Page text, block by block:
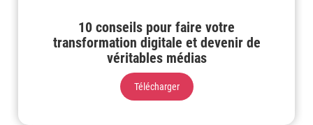
10 conseils pour faire votre
transformation digitale et devenir de
véritables médias
Télécharger